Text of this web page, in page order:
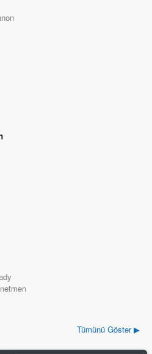
Tümünü Göster ▶